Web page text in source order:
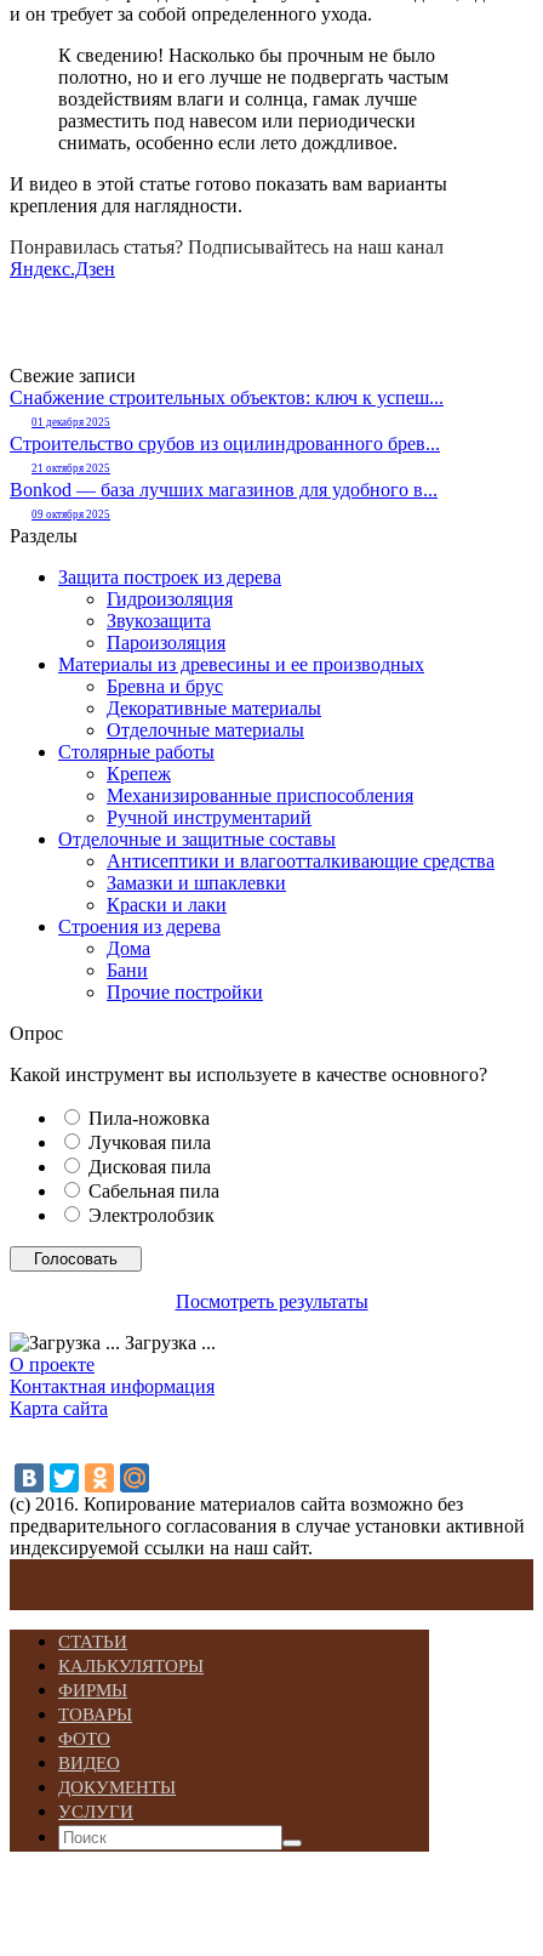
и он требует за собой определенного ухода.
К сведению! Насколько бы прочным не было
полотно, но и его лучше не подвергать частым
воздействиям влаги и солнца, гамак лучше
разместить под навесом или периодически
снимать, особенно если лето дождливое.
И видео в этой статье готово показать вам варианты
крепления для наглядности.
Понравилась статья? Подписывайтесь на наш канал
Яндекс.Дзен
Свежие записи
Снабжение строительных объектов: ключ к успеш...
01 декабря 2025
Строительство срубов из оцилиндрованного брев...
21 октября 2025
Bonkod — база лучших магазинов для удобного в...
09 октября 2025
Разделы
Защита построек из дерева
Гидроизоляция
Звукозащита
Пароизоляция
Материалы из древесины и ее производных
Бревна и брус
Декоративные материалы
Отделочные материалы
Столярные работы
Крепеж
Механизированные приспособления
Ручной инструментарий
Отделочные и защитные составы
Антисептики и влагоотталкивающие средства
Замазки и шпаклевки
Краски и лаки
Строения из дерева
Дома
Бани
Прочие постройки
Опрос
Какой инструмент вы используете в качестве основного?
Пила-ножовка
Лучковая пила
Дисковая пила
Сабельная пила
Электролобзик
Посмотреть результаты
Загрузка ...
О проекте
Контактная информация
Карта сайта
(с) 2016. Копирование материалов сайта возможно без
предварительного согласования в случае установки активной
индексируемой ссылки на наш сайт.
СТАТЬИ
КАЛЬКУЛЯТОРЫ
ФИРМЫ
ТОВАРЫ
ФОТО
ВИДЕО
ДОКУМЕНТЫ
УСЛУГИ